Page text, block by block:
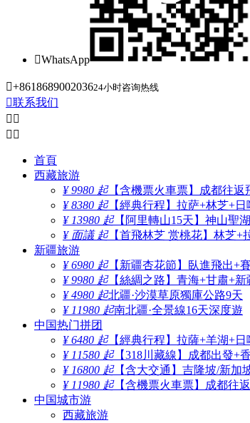
WhatsApp
+861868900203624小时咨询热线
联系我们
 
 
首頁
西藏旅游
¥ 9980 起【含機票火車票】成都往返
¥ 8380 起【經典行程】拉萨+林芝+日
¥ 13980 起【阿里轉山15天】神山聖
¥ 面議 起【首飛林芝 赏桃花】林芝+
新疆旅游
¥ 6980 起【新疆杏花節】臥進飛出+
¥ 9980 起【絲綢之路】青海+甘肅+
¥ 4980 起北疆·沙漠草原獨庫公路9天
¥ 11980 起南北疆·全景線16天深度遊
中国热门拼团
¥ 6480 起【經典行程】拉薩+羊湖+
¥ 11580 起【318川藏線】成都出發+
¥ 16800 起【含大交通】吉隆坡/新加
¥ 11980 起【含機票火車票】成都往
中国城市游
西藏旅游